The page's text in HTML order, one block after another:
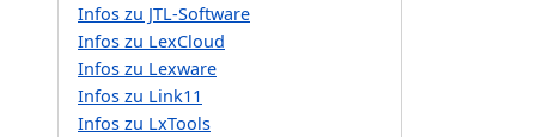
Infos zu JTL-Software
Infos zu LexCloud
Infos zu Lexware
Infos zu Link11
Infos zu LxTools